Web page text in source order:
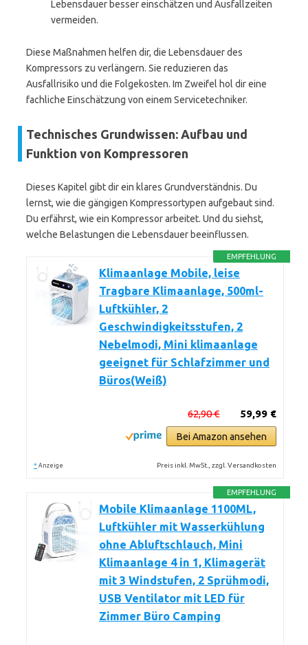
Lebensdauer besser einschätzen und Ausfallzeiten
vermeiden.
Diese Maßnahmen helfen dir, die Lebensdauer des
Kompressors zu verlängern. Sie reduzieren das
Ausfallrisiko und die Folgekosten. Im Zweifel hol dir eine
fachliche Einschätzung von einem Servicetechniker.
Technisches Grundwissen: Aufbau und
Funktion von Kompressoren
Dieses Kapitel gibt dir ein klares Grundverständnis. Du
lernst, wie die gängigen Kompressortypen aufgebaut sind.
Du erfährst, wie ein Kompressor arbeitet. Und du siehst,
welche Belastungen die Lebensdauer beeinflussen.
EMPFEHLUNG
Klimaanlage Mobile, leise
Tragbare Klimaanlage, 500ml-
Luftkühler, 2
Geschwindigkeitsstufen, 2
Nebelmodi, Mini klimaanlage
geeignet für Schlafzimmer und
Büros(Weiß)
59,99 €
62,90 €
Bei Amazon ansehen
* Anzeige Preis inkl. MwSt., zzgl. Versandkosten
EMPFEHLUNG
Mobile Klimaanlage 1100ML,
Luftkühler mit Wasserkühlung
ohne Abluftschlauch, Mini
Klimaanlage 4 in 1, Klimagerät
mit 3 Windstufen, 2 Sprühmodi,
USB Ventilator mit LED für
Zimmer Büro Camping